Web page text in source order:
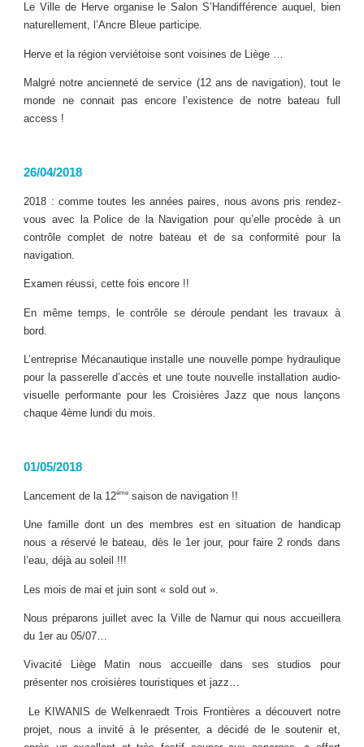
Le Ville de Herve organise le Salon S’Handifférence auquel, bien
naturellement, l’Ancre Bleue participe.
Herve et la région verviétoise sont voisines de Liège …
Malgré notre ancienneté de service (12 ans de navigation), tout le
monde ne connait pas encore l’existence de notre bateau full
access !
26/04/2018
2018 : comme toutes les années paires, nous avons pris rendez-
vous avec la Police de la Navigation pour qu’elle procède à un
contrôle complet de notre bateau et de sa conformité pour la
navigation.
Examen réussi, cette fois encore !!
En même temps, le contrôle se déroule pendant les travaux à
bord.
L’entreprise Mécanautique installe une nouvelle pompe hydraulique
pour la passerelle d’accès et une toute nouvelle installation audio-
visuelle performante pour les Croisières Jazz que nous lançons
chaque 4ème lundi du mois.
01/05/2018
Lancement de la 12ème saison de navigation !!
Une famille dont un des membres est en situation de handicap
nous a réservé le bateau, dès le 1er jour, pour faire 2 ronds dans
l’eau, déjà au soleil !!!
Les mois de mai et juin sont « sold out ».
Nous préparons juillet avec la Ville de Namur qui nous accueillera
du 1er au 05/07…
Vivacité Liège Matin nous accueille dans ses studios pour
présenter nos croisières touristiques et jazz…
Le KIWANIS de Welkenraedt Trois Frontières a découvert notre
projet, nous a invité à le présenter, a décidé de le soutenir et,